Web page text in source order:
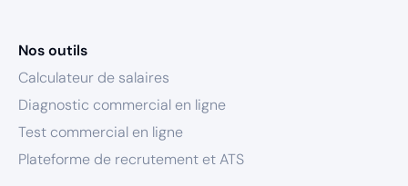
Nos outils
Calculateur de salaires
Diagnostic commercial en ligne
Test commercial en ligne
Plateforme de recrutement et ATS